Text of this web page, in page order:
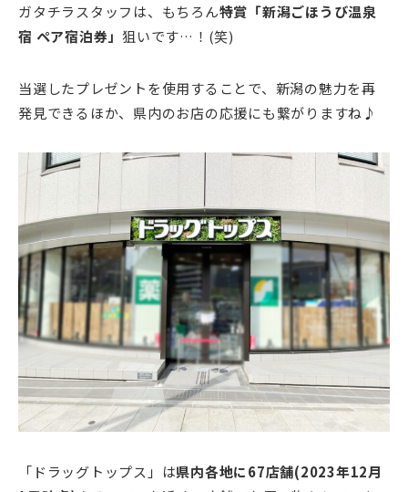
ガタチラスタッフは、もちろん特賞「新潟ごほうび温泉
宿 ペア宿泊券」 狙いです…！(笑)
当選したプレゼントを使用することで、新潟の魅力を再
発見できるほか、県内のお店の応援にも繋がりますね♪
「ドラッグトップス」は県内各地に67店舗(2023年12月